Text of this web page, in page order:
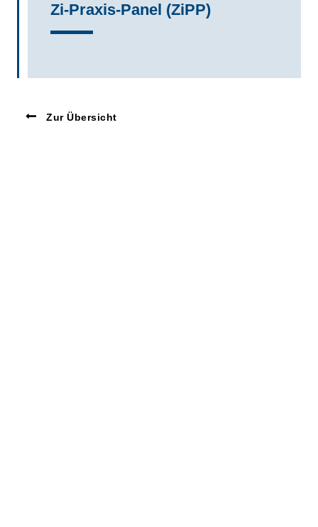
Zi-Praxis-Panel (ZiPP)
Zur Übersicht